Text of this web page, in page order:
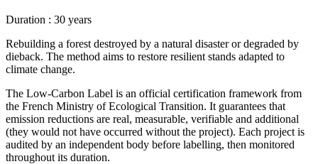
Duration : 30 years
Rebuilding a forest destroyed by a natural disaster or degraded by
dieback. The method aims to restore resilient stands adapted to
climate change.
The Low-Carbon Label is an official certification framework from
the French Ministry of Ecological Transition. It guarantees that
emission reductions are real, measurable, verifiable and additional
(they would not have occurred without the project). Each project is
audited by an independent body before labelling, then monitored
throughout its duration.